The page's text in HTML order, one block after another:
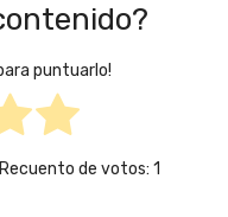
puntuarlo!
de votos: 1